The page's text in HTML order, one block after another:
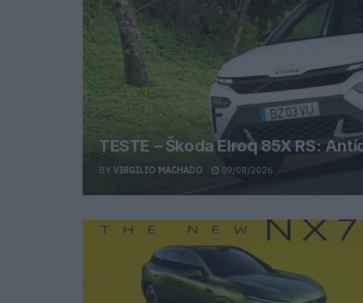
TESTE – Škoda Elroq 85X RS:
BY VIRGILIO MACHADO 09/08/2026